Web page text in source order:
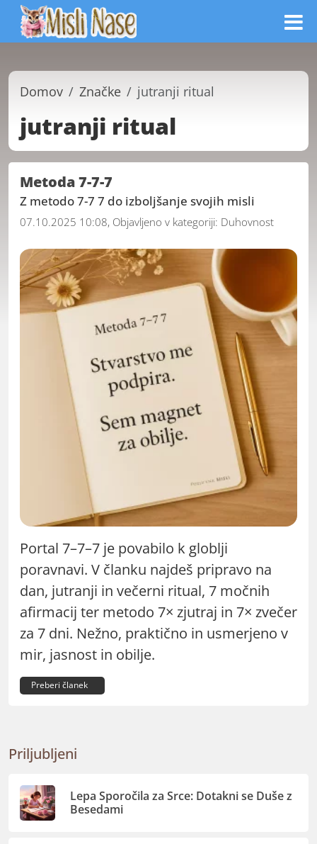
Domov Značke jutranji ritual
jutranji ritual
Metoda 7-7-7
Z metodo 7-7 7 do izboljšanje svojih misli
07.10.2025 10:08, Objavljeno v kategoriji: Duhovnost
Portal 7–7–7 je povabilo k globlji
poravnavi. V članku najdeš pripravo na
dan, jutranji in večerni ritual, 7 močnih
afirmacij ter metodo 7× zjutraj in 7× zvečer
za 7 dni. Nežno, praktično in usmerjeno v
mir, jasnost in obilje.
Preberi članek
Priljubljeni
Lepa Sporočila za Srce: Dotakni se Duše z
Besedami